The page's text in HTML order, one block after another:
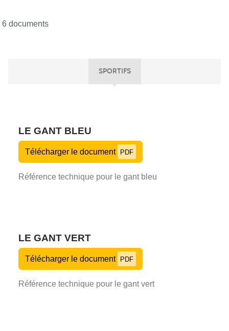
6 documents
SPORTIFS
LE GANT BLEU
Télécharger le document PDF
Référence technique pour le gant bleu
LE GANT VERT
Télécharger le document PDF
Référence technique pour le gant vert